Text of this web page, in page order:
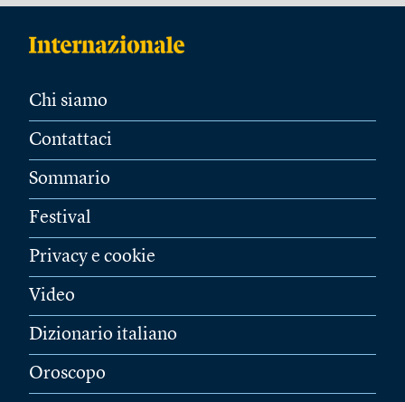
Chi siamo
Contattaci
Sommario
Festival
Privacy e cookie
Video
Dizionario italiano
Oroscopo